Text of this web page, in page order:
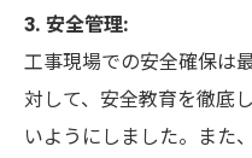
3. 安全管理:
工事現場での安全確保は
対して、安全教育を徹底
いようにしました。また